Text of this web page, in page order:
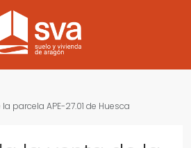
parcela APE-27.01 de Huesca